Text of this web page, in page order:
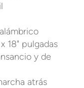
18" pulgadas
y de
atrás